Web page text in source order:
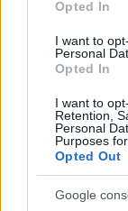
Opted In
I want to
Personal
Opted In
I want to
Retention,
Personal
Purposes
Opted Out
Google